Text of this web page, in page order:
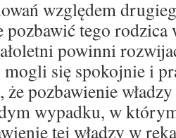
względem
pozbawić tego
powinni
mogli się spokojnie i
pozbawienie
wypadku, w
tej władzy w